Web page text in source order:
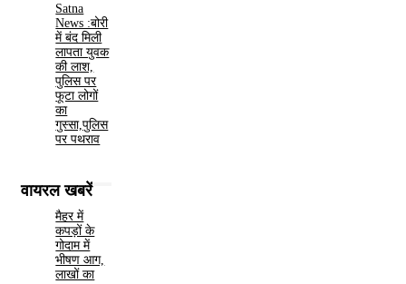
Satna
News :बोरी
में बंद मिली
लापता युवक
की लाश,
पुलिस पर
फूटा लोगों
का
गुस्सा,पुलिस
पर पथराव
वायरल खबरें
मैहर में
कपड़ों के
गोदाम में
भीषण आग,
लाखों का